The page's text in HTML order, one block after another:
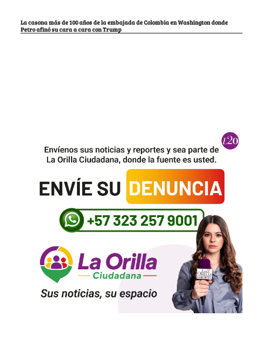
La casona más de 100 años de la embajada de Colombia en Washington donde
Petro afinó su cara a cara con Trump